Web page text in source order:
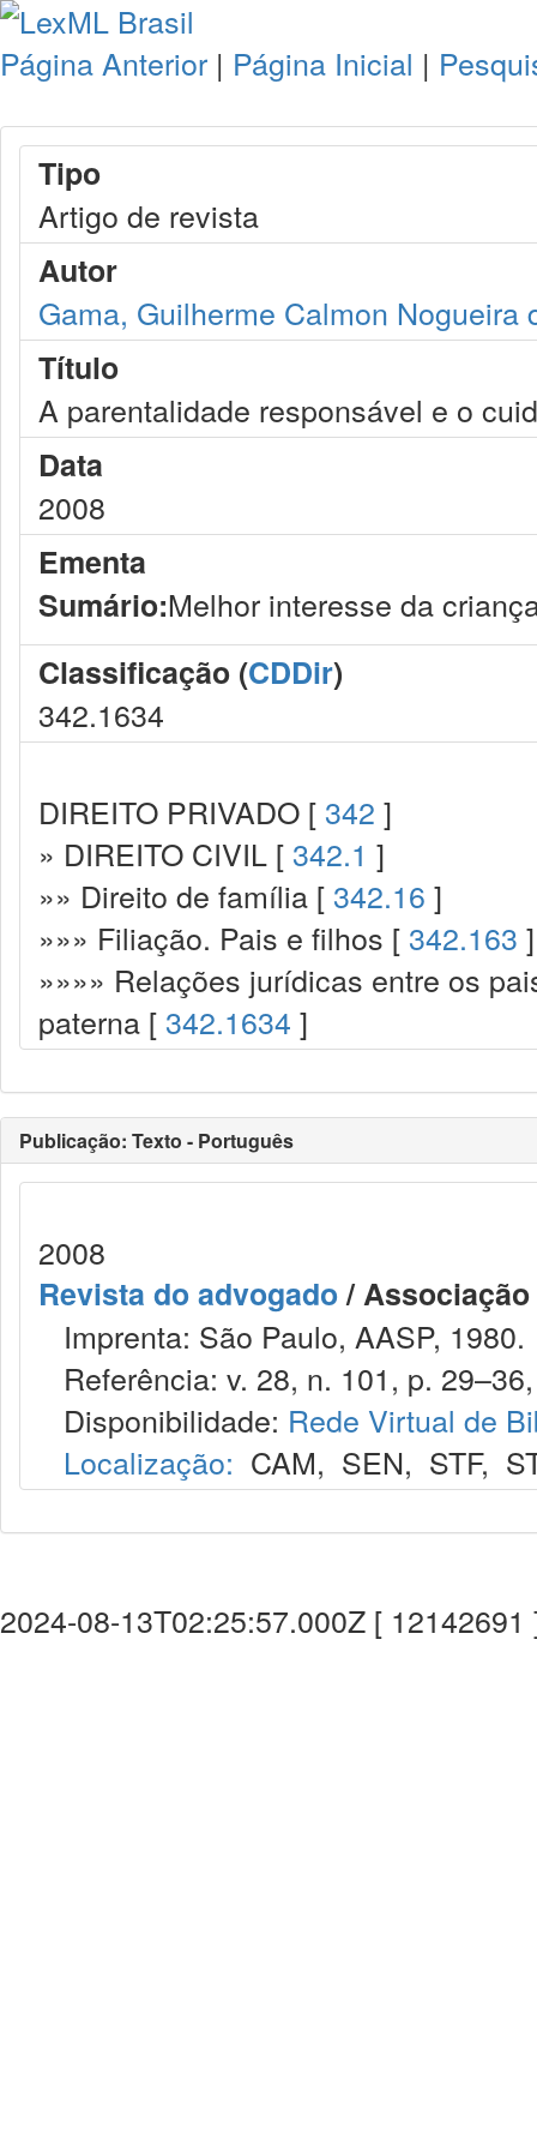
Página Anterior | Página Inicial |
Tipo
Artigo de revista
Autor
Gama, Guilherme Calmon Nogueira
Título
A parentalidade responsável e o
Data
2008
Ementa
Sumário:Melhor interesse da
Classificação (CDDir)
342.1634
DIREITO PRIVADO [ 342 ]
» DIREITO CIVIL [ 342.1 ]
»» Direito de família [ 342.16 ]
»»» Filiação. Pais e filhos [ 342.163 ]
»»»» Relações jurídicas entre os
paterna [ 342.1634 ]
Publicação: Texto - Português
2008
Revista do advogado/
Imprenta: São Paulo, AASP, 1980.
Referência: v. 28, n. 101, p.
Disponibilidade: Rede Virtual de
Localização: CAM, SEN, STF,
2024-08-13T02:25:57.000Z [ 12142691